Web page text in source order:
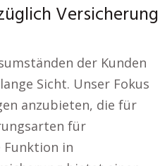
Versicherung
der Kunden
Sicht. Unser Fokus
anzubieten, die für
für
Funktion in